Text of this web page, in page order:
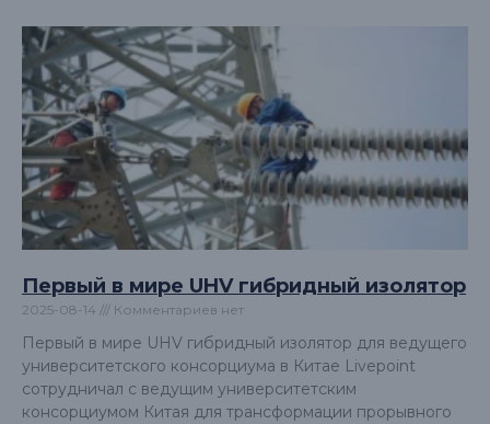
Первый в мире UHV гибридный изолятор
2025-08-14 Комментариев нет
Первый в мире UHV гибридный изолятор для ведущего
университетского консорциума в Китае Livepoint
сотрудничал с ведущим университетским
консорциумом Китая для трансформации прорывного